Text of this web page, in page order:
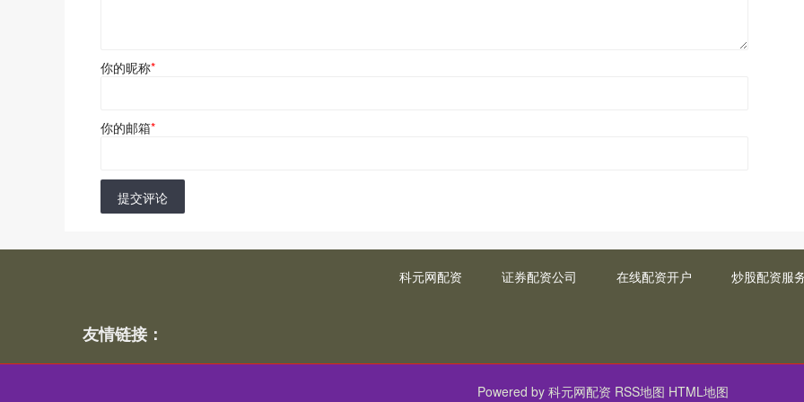
你的昵称*
你的邮箱*
提交评论
科元网配资 证券配资公司 在线配资开户 炒股配资服
友情链接：
Powered by 科元网配资 RSS地图 HTML地图